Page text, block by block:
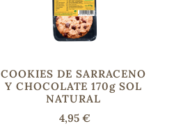
COOKIES DE SARRACENO
Y CHOCOLATE 170g SOL
NATURAL
4,95 €